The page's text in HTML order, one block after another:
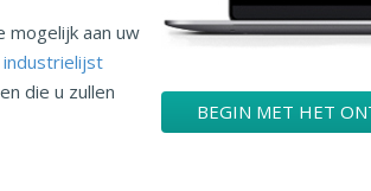
mogelijk aan uw
industrielijst
die u zullen
BEGIN MET HET